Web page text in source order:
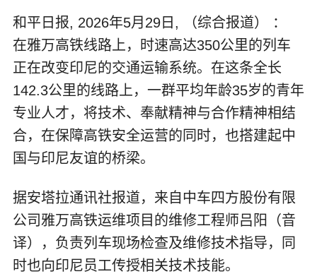
和平日报, 2026年5月29日, （综合报道） ：
在雅万高铁线路上，时速高达350公里的列车
正在改变印尼的交通运输系统。在这条全长
142.3公里的线路上，一群平均年龄35岁的青年
专业人才，将技术、奉献精神与合作精神相结
合，在保障高铁安全运营的同时，也搭建起中
国与印尼友谊的桥梁。
据安塔拉通讯社报道，来自中车四方股份有限
公司雅万高铁运维项目的维修工程师吕阳（音
译），负责列车现场检查及维修技术指导，同
时也向印尼员工传授相关技术技能。